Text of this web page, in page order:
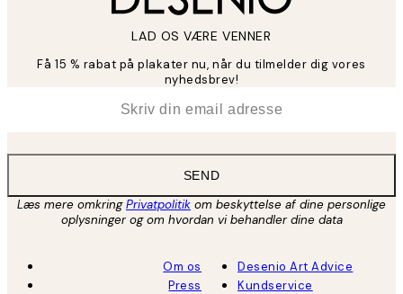
LAD OS VÆRE VENNER
Få 15 % rabat på plakater nu, når du tilmelder dig vores
nyhedsbrev!
SEND
Læs mere omkringPrivatpolitik om beskyttelse af dine personlige
oplysninger og om hvordan vi behandler dine data
Om os
Press
Desenio Art Advice
Kundservice